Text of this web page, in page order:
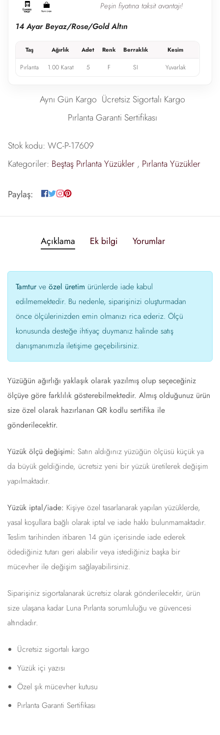
Peşin fiyatına taksit avantajı!
14 Ayar Beyaz/Rose/Gold Altın
Taş Ağırlık Adet Renk Berraklık Kesim
Pırlanta 1.00 Karat 5 F SI Yuvarlak
Aynı Gün Kargo Ücretsiz Sigortalı Kargo
Pırlanta Garanti Sertifikası
Stok kodu: WC-P-17609
Kategoriler: Beştaş Pırlanta Yüzükler , Pırlanta Yüzükler
Paylaş:
Açıklama Ek bilgi Yorumlar
Tamtur ve özel üretim ürünlerde iade kabul
edilmemektedir. Bu nedenle, siparişinizi oluşturmadan
önce ölçülerinizden emin olmanızı rica ederiz. Ölçü
konusunda desteğe ihtiyaç duymanız halinde satış
danışmanımızla iletişime geçebilirsiniz.
Yüzüğün ağırlığı yaklaşık olarak yazılmış olup seçeceğiniz
ölçüye göre farklılık gösterebilmektedir. Almış olduğunuz ürün
size özel olarak hazırlanan QR kodlu sertifika ile
gönderilecektir.
Yüzük ölçü değişimi: Satın aldığınız yüzüğün ölçüsü küçük ya
da büyük geldiğinde, ücretsiz yeni bir yüzük üretilerek değişim
yapılmaktadır.
Yüzük iptal/iade: Kişiye özel tasarlanarak yapılan yüzüklerde,
yasal koşullara bağlı olarak iptal ve iade hakkı bulunmamaktadır.
Teslim tarihinden itibaren 14 gün içerisinde iade ederek
ödediğiniz tutarı geri alabilir veya istediğiniz başka bir
mücevher ile değişim sağlayabilirsiniz.
Siparişiniz sigortalanarak ücretsiz olarak gönderilecektir, ürün
size ulaşana kadar Luna Pırlanta sorumluluğu ve güvencesi
altındadır.
Ücretsiz sigortalı kargo
Yüzük içi yazısı
Özel şık mücevher kutusu
Pırlanta Garanti Sertifikası